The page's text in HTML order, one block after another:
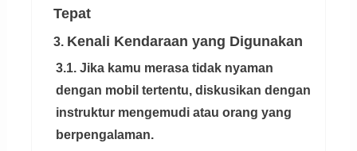
Tepat
3. Kenali Kendaraan yang Digunakan
3.1. Jika kamu merasa tidak nyaman
dengan mobil tertentu, diskusikan dengan
instruktur mengemudi atau orang yang
berpengalaman.